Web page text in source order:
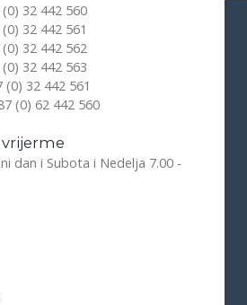
32 442 560
32 442 561
32 442 562
32 442 563
(0) 32 442 561
(0) 62 442 560
dan i Subota i Nedelja 7.00 -